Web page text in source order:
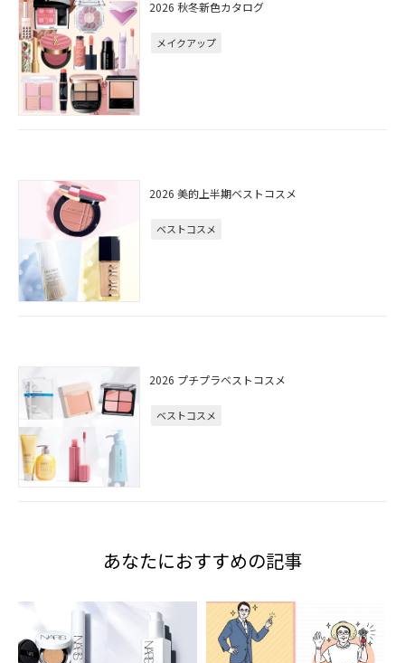
2026 秋冬新色カタログ
メイクアップ
2026 美的上半期ベストコスメ
ベストコスメ
2026 プチプラベストコスメ
ベストコスメ
あなたにおすすめの記事